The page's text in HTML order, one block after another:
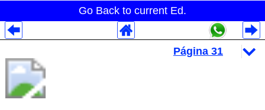
Go Back to current Ed.
Despliegues Analytics
Despliegues Totales
Despliegues por Rubros